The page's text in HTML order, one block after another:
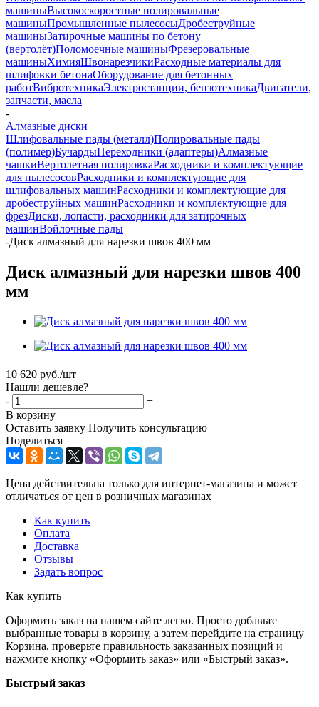
машиныВысокоскоростные полировальные
машиныПромышленные пылесосыДробеструйные
машиныЗатирочные машины по бетону
(вертолёт)Поломоечные машиныФрезеровальные
машиныХимияШвонарезчикиРасходные материалы для
шлифовки бетонаОборудование для бетонных
работВибротехникаЭлектростанции, бензотехникаДвигатели,
запчасти, масла
-
Алмазные диски
Шлифовальные пады (металл)Полировальные пады
(полимер)БучардыПереходники (адаптеры)Алмазные
чашкиВертолетная полировкаРасходники и комплектующие
для пылесосовРасходники и комплектующие для
шлифовальных машинРасходники и комплектующие для
дробеструйных машинРасходники и комплектующие для
фрезДиски, лопасти, расходники для затирочных
машинВойлочные пады
-Диск алмазный для нарезки швов 400 мм
Диск алмазный для нарезки швов 400
мм
10 620 руб./шт
Нашли дешевле?
-
+
В корзину
Оставить заявку Получить консультацию
Поделиться
Цена действительна только для интернет-магазина и может
отличаться от цен в розничных магазинах
Как купить
Оплата
Доставка
Отзывы
Задать вопрос
Как купить
Оформить заказ на нашем сайте легко. Просто добавьте
выбранные товары в корзину, а затем перейдите на страницу
Корзина, проверьте правильность заказанных позиций и
нажмите кнопку «Оформить заказ» или «Быстрый заказ».
Быстрый заказ